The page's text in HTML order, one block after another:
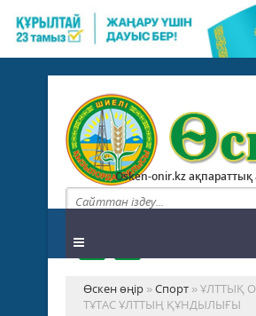
Osken-onir.kz ақпараттық
Өскен өңір »Спорт » ҰЛТТЫҚ
ТҰТАС ҰЛТТЫҢ ҚҰНДЫЛЫҒЫ